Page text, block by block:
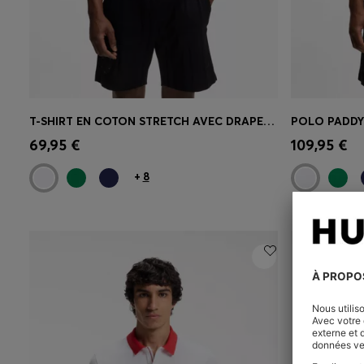
Achat rapide
taille)
T-SHIRT EN COTON STRETCH AVEC DRAPEAU DU PAYS ET LOGO
69,95 €
+ 8
Achat
taille)
109,95 €